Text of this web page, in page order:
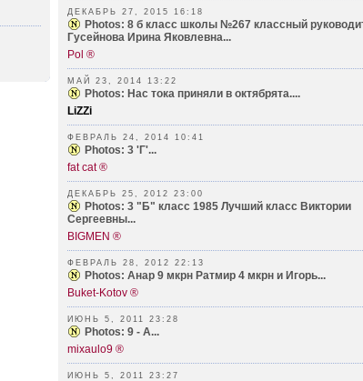
ДЕКАБРЬ 27, 2015 16:18
Photos: 8 б класс школы №267 классный
Гусейнова Ирина Яковлевна...
Pol ®
МАЙ 23, 2014 13:22
Photos: Нас тока приняли в октябрята....
LiZZi
ФЕВРАЛЬ 24, 2014 10:41
Photos: 3 'Г'...
fat cat ®
ДЕКАБРЬ 25, 2012 23:00
Photos: 3 "Б" класс 1985 Лучший класс Виктории
Сергеевны...
BIGMEN ®
ФЕВРАЛЬ 28, 2012 22:13
Photos: Анар 9 мкрн Ратмир 4 мкрн и Игорь...
Buket-Kotov ®
ИЮНЬ 5, 2011 23:28
Photos: 9 - А...
mixaulo9 ®
ИЮНЬ 5, 2011 23:27